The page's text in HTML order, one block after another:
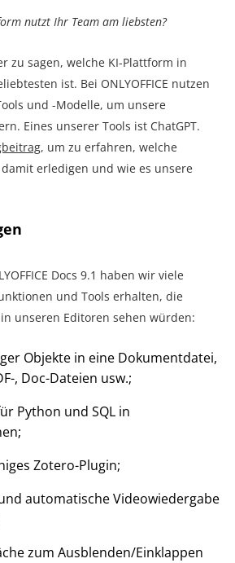
nutzt Ihr Team am liebsten?
zu sagen, welche KI-Plattform in
ist. Bei ONLYOFFICE nutzen
und -Modelle, um unsere
Eines unserer Tools ist ChatGPT.
, um zu erfahren, welche
erledigen und wie es unsere
Docs 9.1 haben wir viele
und Tools erhalten, die
unseren Editoren sehen würden:
Objekte in eine Dokumentdatei,
, Doc-Dateien usw.;
Python und SQL in
Zotero-Plugin;
automatische Videowiedergabe
zum Ausblenden/Einklappen